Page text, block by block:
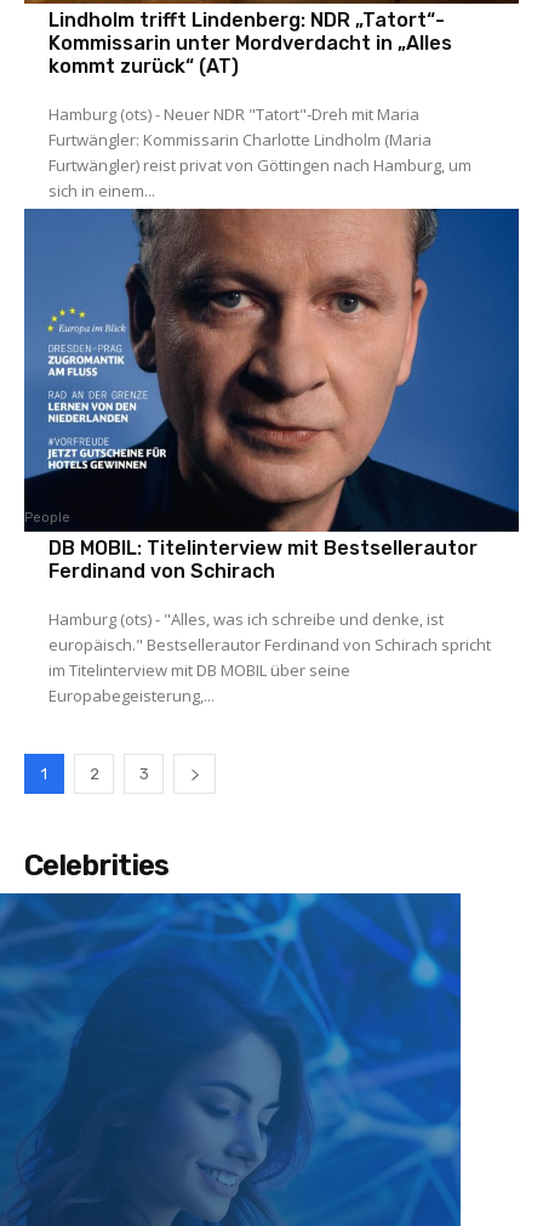
Lindholm trifft Lindenberg: NDR „Tatort“-
Kommissarin unter Mordverdacht in „Alles
kommt zurück“ (AT)
Hamburg (ots) - Neuer NDR "Tatort"-Dreh mit Maria
Furtwängler: Kommissarin Charlotte Lindholm (Maria
Furtwängler) reist privat von Göttingen nach Hamburg, um
sich in einem...
People
DB MOBIL: Titelinterview mit Bestsellerautor
Ferdinand von Schirach
Hamburg (ots) - "Alles, was ich schreibe und denke, ist
europäisch." Bestsellerautor Ferdinand von Schirach spricht
im Titelinterview mit DB MOBIL über seine
Europabegeisterung,...
1 2 3
Celebrities